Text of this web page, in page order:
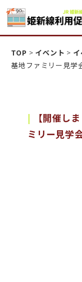
TOP > イベント >
基地ファミリー見学
【開催し
ミリー見学